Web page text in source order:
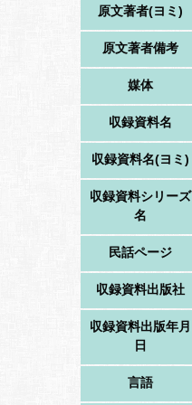
原文著者(ヨミ)
原文著者備考
媒体
収録資料名
収録資料名(ヨミ)
収録資料シリーズ
名
民話ページ
収録資料出版社
収録資料出版年月
日
言語